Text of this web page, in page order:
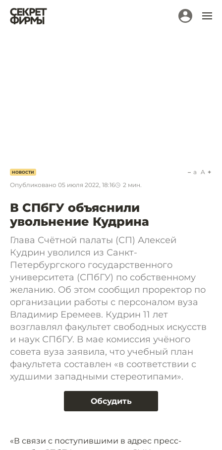
НОВОСТИ
Опубликовано 05 июля 2022, 18:16 2 мин.
a A
В СПбГУ объяснили
увольнение Кудрина
Глава Счётной палаты (СП) Алексей
Кудрин уволился из Санкт-
Петербургского государственного
университета (СПбГУ) по собственному
желанию. Об этом сообщил проректор по
организации работы с персоналом вуза
Владимир Еремеев. Кудрин 11 лет
возглавлял факультет свободных искусств
и наук СПбГУ. В мае комиссия учёного
совета вуза заявила, что учебный план
факультета составлен «в соответствии с
худшими западными стереотипами».
Обсудить
«В связи с поступившими в адрес пресс-